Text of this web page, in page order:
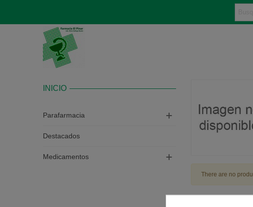
INICIO
Parafarmacia
Destacados
Medicamentos
There are no